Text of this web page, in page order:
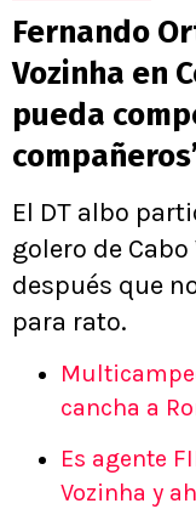
Fernando
Vozinha en
pueda
El DT albo
golero de
después que
para rato.
cancha a
Es agente
Vozinha y